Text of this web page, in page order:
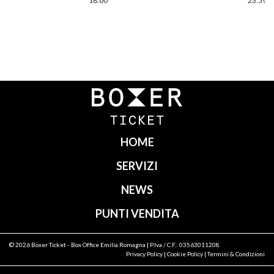
Navigazione
HOME
SERVIZI
NEWS
PUNTI VENDITA
© 2026 Boxer Ticket- Box Office Emilia Romagna | P.Iva / C.F.: 03563011208
Privacy Policy | Cookie Policy |Termini & Condizioni